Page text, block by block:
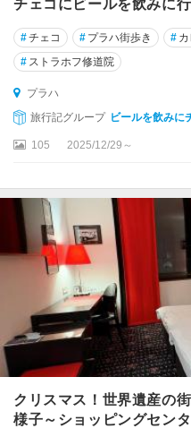
チェコにビールを飲みに
#チェコ # プラハ街歩き #
# ストラホフ修道院
プラハ
旅行記グループ ビールを飲みに
105 2025/12/29～
クリスマス！世界遺産の
様子～ショッピングセン